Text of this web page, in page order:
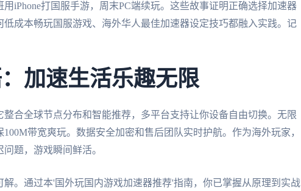
iPhone打国服手游，周末PC端续玩。这些故事证明正确选择加速器
成本畅玩国服游戏、海外华人最佳加速器设定技巧都融入实践。记
加速生活乐趣无限
整合全球节点分布和智能推荐，多平台支持让你设备自由切换。无限
带宽爽玩。数据安全加密和售后团队实时护航。作为海外玩家，
题，游戏瞬间鲜活。
解。通过本'国外玩国内游戏加速器推荐'指南，你已掌握从原理到实战